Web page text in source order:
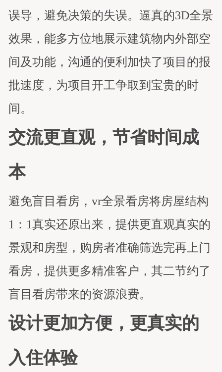
误导，避免决策的失误。逼真的3D全景
效果，能多方位地展示建筑物内外部空
间及功能，沟通的便利加快了项目的报
批速度，为项目开工争取到宝贵的时
间。
交流更直观，节省时间成
本
避免盲目看房，vr全景看房将房屋结构
1：1真实还原出来，提供更直观真实的
景观和房型，购房者准确筛选完再上门
看房，提供更多精准客户，其二节约了
盲目看房带来的资源浪费。
设计更加方便，更真实的
入住体验